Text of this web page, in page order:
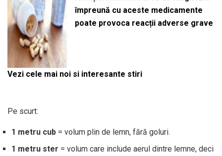
împreună cu aceste medicamente
poate provoca reacții adverse grave
Vezi cele mai noi si interesante stiri
Pe scurt:
1 metru cub = volum plin de lemn, fără goluri.
1 metru ster = volum care include aerul dintre lemne, deci